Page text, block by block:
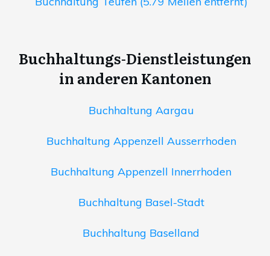
Buchhaltungs-Dienstleistungen
in anderen Kantonen
Buchhaltung Aargau
Buchhaltung Appenzell Ausserrhoden
Buchhaltung Appenzell Innerrhoden
Buchhaltung Basel-Stadt
Buchhaltung Baselland